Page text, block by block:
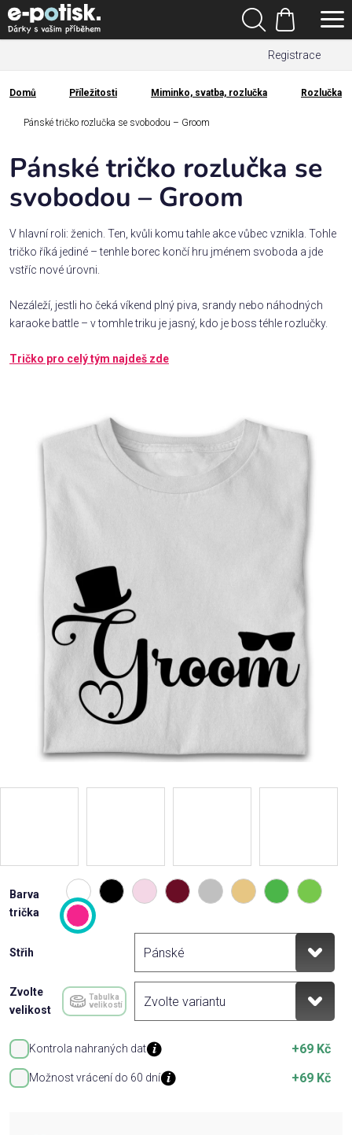
Přejít
na
obsah
Registrace
Hledat
Nákupní
košík
Kategorie
Dárek
Rodina
/
Láska
Povolání,
zájmy a
Domácnost
Přihlášení
Domů
Domů Příležitosti Miminko, svatba, rozlučka Rozlučka
Pánské tričko rozlučka se svobodou – Groom
Barva
trička
Střih
Zvolte
velikost
Tabulka
velikostí
Kontrola nahraných dat +69 Kč
Možnost vrácení do 60 dní +69 Kč
Pánské tričko rozlučka se
svobodou – Groom
V hlavní roli: ženich. Ten, kvůli komu tahle akce vůbec vznikla. Tohle
tričko říká jediné – tenhle borec končí hru jménem svoboda a jde
vstříc nové úrovni.
Nezáleží, jestli ho čeká víkend plný piva, srandy nebo náhodných
karaoke battle – v tomhle triku je jasný, kdo je boss téhle rozlučky.
Tričko pro celý tým najdeš zde